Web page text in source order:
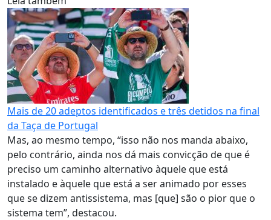
Mais de 20 adeptos identificados e três detidos na final
da Taça de Portugal
Mas, ao mesmo tempo, “isso não nos manda abaixo,
pelo contrário, ainda nos dá mais convicção de que é
preciso um caminho alternativo àquele que está
instalado e àquele que está a ser animado por esses
que se dizem antissistema, mas [que] são o pior que o
sistema tem”, destacou.